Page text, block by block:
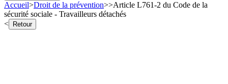
Accueil>Droit de la prévention>>Article L761-2 du Code de la
sécurité sociale - Travailleurs détachés
<
Retour